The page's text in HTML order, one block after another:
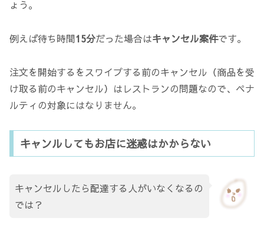
ょう。
例えば待ち時間15分だった場合はキャンセル案件です。
注文を開始するをスワイプする前のキャンセル（商品を受
け取る前のキャンセル）はレストランの問題なので、ペナ
ルティの対象にはなりません。
キャンルしてもお店に迷惑はかからない
キャンセルしたら配達する人がいなくなるの
では？